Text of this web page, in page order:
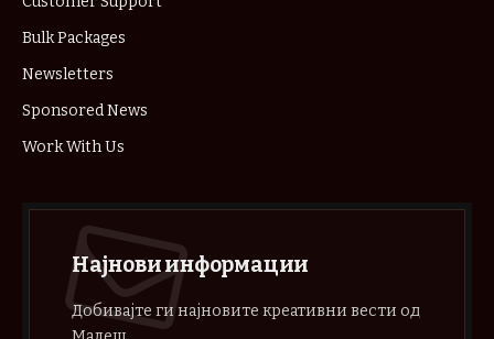
Bulk Packages
Newsletters
Sponsored News
Work With Us
Најнови информации
Добивајте ги најновите креативни вести од